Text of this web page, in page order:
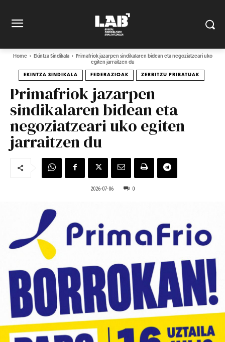
Home Ekintza Sindikala
Primafriok jazarpen sindikalaren bidean eta negoziatzeari uko
egiten jarraitzen du
EKINTZA SINDIKALA FEDERAZIOAK ZERBITZU PRIBATUAK
Primafriok jazarpen
sindikalaren bidean eta
negoziatzeari uko egiten
jarraitzen du
2026-07-06 0